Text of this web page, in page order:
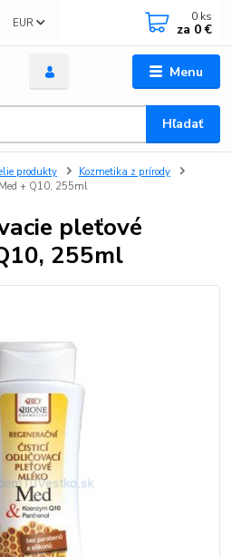
Menu
EUR
Hľadať
0 ks
za 0 €
produkty
Kozmetika z prírody
+ Q10, 255ml
pleťové
255ml